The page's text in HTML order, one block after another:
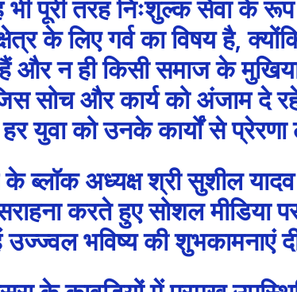
भी पूरी तरह निःशुल्क सेवा के
के लिए गर्व का विषय है,
और न ही किसी समाज के
सोच और कार्य को अंजाम दे
युवा को उनके कार्यों से प्रेरणा
ब्लॉक अध्यक्ष श्री सुशील
करते हुए सोशल मीडिया
उज्ज्वल भविष्य की शुभकामनाएं